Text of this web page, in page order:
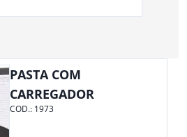
PASTA COM
CARREGADOR
COD.: 1973